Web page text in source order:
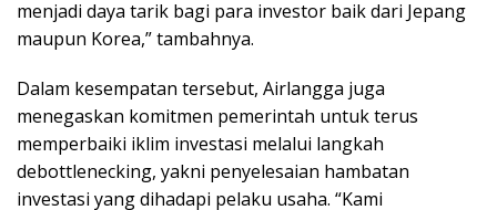
menjadi daya tarik bagi para investor baik dari Jepang
maupun Korea,” tambahnya.
Dalam kesempatan tersebut, Airlangga juga
menegaskan komitmen pemerintah untuk terus
memperbaiki iklim investasi melalui langkah
debottlenecking, yakni penyelesaian hambatan
investasi yang dihadapi pelaku usaha. “Kami